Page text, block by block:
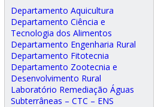
Departamento Aquicultura
Departamento Ciência e
Tecnologia dos Alimentos
Departamento Engenharia Rural
Departamento Fitotecnia
Departamento Zootecnia e
Desenvolvimento Rural
Laboratório Remediação Águas
Subterrâneas – CTC – ENS